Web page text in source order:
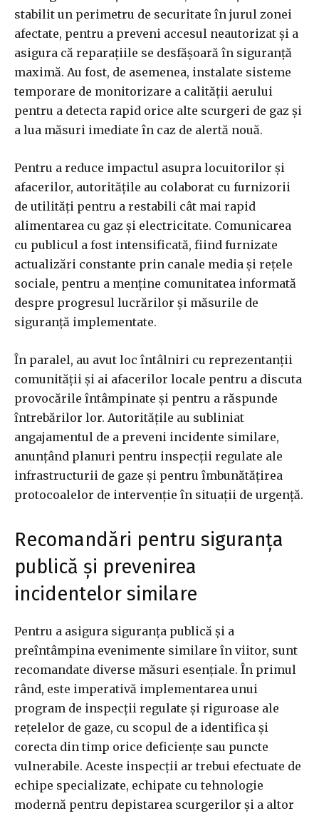
stabilit un perimetru de securitate în jurul zonei
afectate, pentru a preveni accesul neautorizat și a
asigura că reparațiile se desfășoară în siguranță
maximă. Au fost, de asemenea, instalate sisteme
temporare de monitorizare a calității aerului
pentru a detecta rapid orice alte scurgeri de gaz și
a lua măsuri imediate în caz de alertă nouă.
Pentru a reduce impactul asupra locuitorilor și
afacerilor, autoritățile au colaborat cu furnizorii
de utilități pentru a restabili cât mai rapid
alimentarea cu gaz și electricitate. Comunicarea
cu publicul a fost intensificată, fiind furnizate
actualizări constante prin canale media și rețele
sociale, pentru a menține comunitatea informată
despre progresul lucrărilor și măsurile de
siguranță implementate.
În paralel, au avut loc întâlniri cu reprezentanții
comunității și ai afacerilor locale pentru a discuta
provocările întâmpinate și pentru a răspunde
întrebărilor lor. Autoritățile au subliniat
angajamentul de a preveni incidente similare,
anunțând planuri pentru inspecții regulate ale
infrastructurii de gaze și pentru îmbunătățirea
protocoalelor de intervenție în situații de urgență.
Recomandări pentru siguranța
publică și prevenirea
incidentelor similare
Pentru a asigura siguranța publică și a
preîntâmpina evenimente similare în viitor, sunt
recomandate diverse măsuri esențiale. În primul
rând, este imperativă implementarea unui
program de inspecții regulate și riguroase ale
rețelelor de gaze, cu scopul de a identifica și
corecta din timp orice deficiențe sau puncte
vulnerabile. Aceste inspecții ar trebui efectuate de
echipe specializate, echipate cu tehnologie
modernă pentru depistarea scurgerilor și a altor